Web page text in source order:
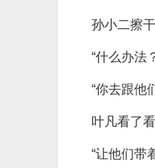
孙小二擦
“什么办法
“你去跟他
叶凡看了
“让他们带